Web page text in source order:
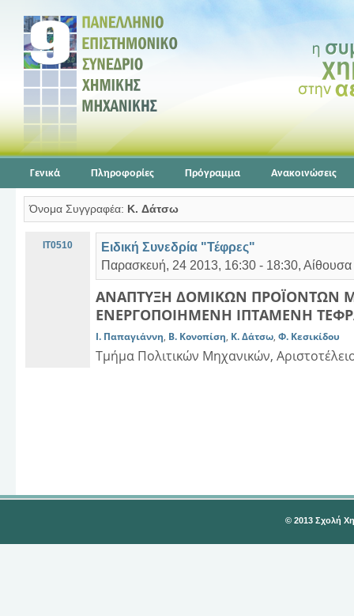
Γενικά Πληροφορίες Πρόγραμμα Ανακοινώσεις
Όνομα Συγγραφέα: K. Δάτσω
IT0510
Ειδική Συνεδρία "Τέφρες"
Παρασκευή, 24 2013, 16:30 - 18:30,
ΑΝΑΠΤΥΞΗ ΔΟΜΙΚΩΝ ΠΡΟΪΟΝΤΩΝ
ΕΝΕΡΓΟΠΟΙΗΜΕΝΗ ΙΠΤΑΜΕΝΗ
Ι. Παπαγιάννη, Β. Κονοπίση, K. Δάτσω, Φ. Κεσικίδου
Τμήμα Πολιτικών Μηχανικών,
© 2013 Σχολή